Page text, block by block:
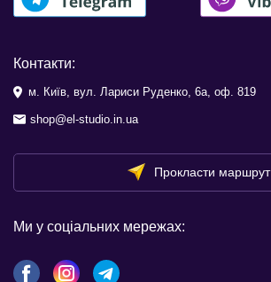
Контакти:
м. Київ, вул. Лариси Руденко, 6а, оф. 819
shop@el-studio.in.ua
Прокласти маршрут
Ми у соціальних мережах: